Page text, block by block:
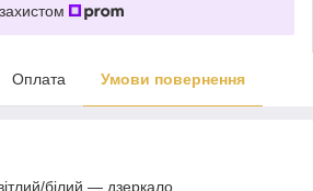
Оплата Умови повернення
білий — дзеркало